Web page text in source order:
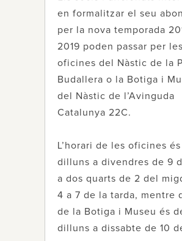
en formalitzar el seu
per la nova temporada
2019 poden passar per les
oficines del Nàstic de la
Budallera o la Botiga i
del Nàstic de l’Avinguda
Catalunya 22C.
L’horari de les oficines
dilluns a divendres de 9
a dos quarts de 2 del
4 a 7 de la tarda, mentre
de la Botiga i Museu és
dilluns a dissabte de 10